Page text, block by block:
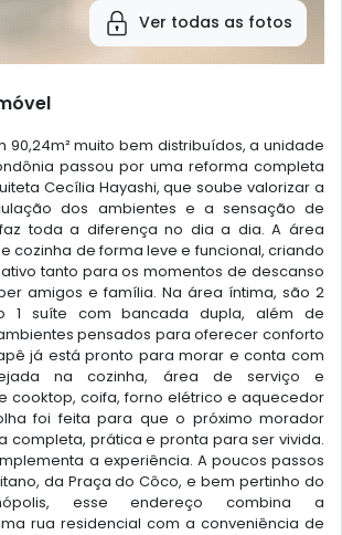
Ver todas as fotos
90,24m² muito bem distribuídos, a unidade
passou por uma reforma completa
Cecília Hayashi, que soube valorizar a
dos ambientes e a sensação de
toda a diferença no dia a dia. A área
cozinha de forma leve e funcional, criando
tanto para os momentos de descanso
amigos e família. Na área íntima, são 2
1 suíte com bancada dupla, além de
pensados para oferecer conforto
já está pronto para morar e conta com
na cozinha, área de serviço e
cooktop, coifa, forno elétrico e aquecedor
foi feita para que o próximo morador
completa, prática e pronta para ser vivida.
a experiência. A poucos passos
da Praça do Côco, e bem pertinho do
esse endereço combina a
rua residencial com a conveniência de